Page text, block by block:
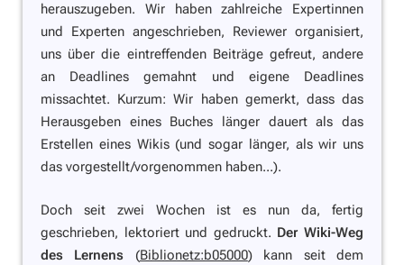
herauszugeben. Wir haben zahlreiche Expertinnen
und Experten angeschrieben, Reviewer organisiert,
uns über die eintreffenden Beiträge gefreut, andere
an Deadlines gemahnt und eigene Deadlines
missachtet. Kurzum: Wir haben gemerkt, dass das
Herausgeben eines Buches länger dauert als das
Erstellen eines Wikis (und sogar länger, als wir uns
das vorgestellt/vorgenommen haben...).
Doch seit zwei Wochen ist es nun da, fertig
geschrieben, lektoriert und gedruckt. Der Wiki-Weg
des Lernens (Biblionetz:b05000) kann seit dem